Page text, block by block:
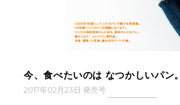
今、食べたいのは なつかしいパン。
2017年02月23日 発売号